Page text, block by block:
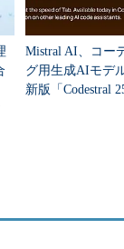
Mistral AI、コー
グ用生成AIモデ
新版「Codestral